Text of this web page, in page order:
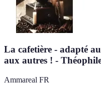
La cafetière - adapté
aux autres ! -
Ammareal FR